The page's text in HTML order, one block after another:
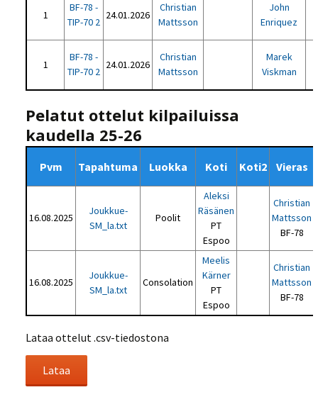
1
BF-78 -
TIP-70 2
24.01.2026
Christian
Mattsson
John
Enriquez
1
BF-78 -
TIP-70 2
24.01.2026
Christian
Mattsson
Marek
Viskman
Pelatut ottelut kilpailuissa
kaudella 25-26
Pvm Tapahtuma Luokka Koti Koti2 Vieras
16.08.2025
Joukkue-
SM_la.txt
Poolit
Aleksi
Räsänen
PT
Espoo
Christian
Mattsson
BF-78
16.08.2025
Joukkue-
SM_la.txt
Consolation
Meelis
Kärner
PT
Espoo
Christian
Mattsson
BF-78
Lataa ottelut .csv-tiedostona